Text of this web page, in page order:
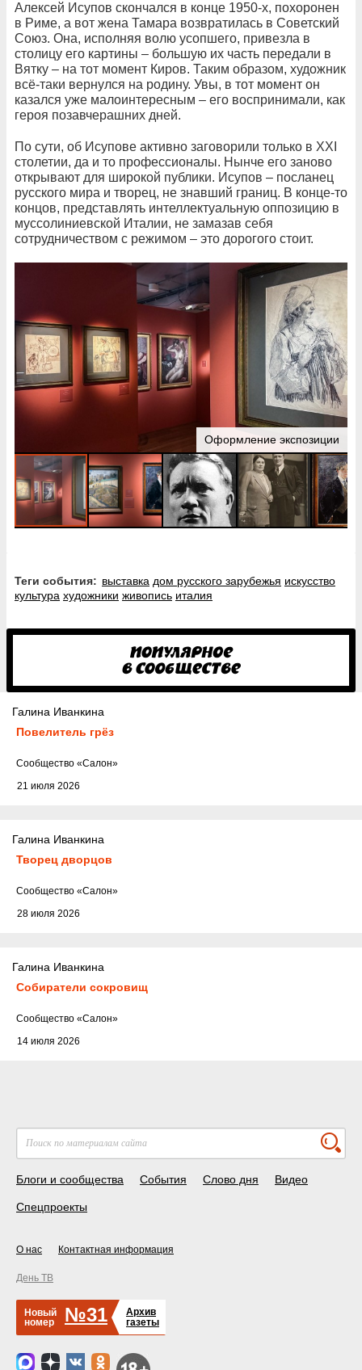
Алексей Исупов скончался в конце 1950-х, похоронен
в Риме, а вот жена Тамара возвратилась в Советский
Союз. Она, исполняя волю усопшего, привезла в
столицу его картины – большую их часть передали в
Вятку – на тот момент Киров. Таким образом, художник
всё-таки вернулся на родину. Увы, в тот момент он
казался уже малоинтересным – его воспринимали, как
героя позавчерашних дней.
По сути, об Исупове активно заговорили только в XXI
столетии, да и то профессионалы. Нынче его заново
открывают для широкой публики. Исупов – посланец
русского мира и творец, не знавший границ. В конце-то
концов, представлять интеллектуальную оппозицию в
муссолиниевской Италии, не замазав себя
сотрудничеством с режимом – это дорогого стоит.
Оформление экспозиции
Теги события: выставка дом русского зарубежья искусство
культура художники живопись италия
Галина Иванкина
Повелитель грёз
21 июля 2026
Cообщество «Салон»
Галина Иванкина
Творец дворцов
28 июля 2026
Cообщество «Салон»
Галина Иванкина
Собиратели сокровищ
14 июля 2026
Cообщество «Салон»
Блоги и сообщества События Слово дня Видео
Спецпроекты
О нас Контактная информация
День ТВ
Новый
номер
№31
Архив
газеты